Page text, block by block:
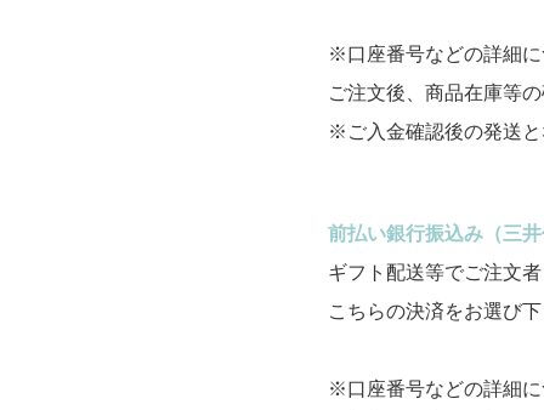
※口座番号などの詳細
ご注文後、商品在庫等
※ご入金確認後の発送
前払い銀行振込み（三
ギフト配送等でご注文
こちらの決済をお選び
※口座番号などの詳細